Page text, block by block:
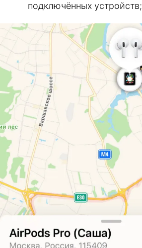
подключённых устройств;